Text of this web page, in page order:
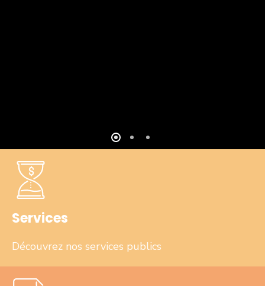
Services
Découvrez nos services publics